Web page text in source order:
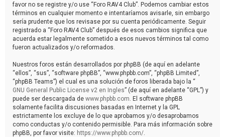
favor no se registre y/o use “Foro RAV4 Club”. Podemos cambiar estos
términos en cualquier momento e intentaríamos avisarle, sin embargo
sería prudente que los revisase por su cuenta periódicamente. Seguir
registrado a “Foro RAV4 Club” después de esos cambios significa que
acuerda estar legalmente sometido a esos nuevos términos tal como
fueron actualizados y/o reformados.
Nuestros foros están desarrollados por phpBB (de aquí en adelante
“ellos”, “sus”, “software phpBB”, “www.phpbb.com”, “phpBB Limited”,
“phpBB Teams”) el cual es una solución de foros liberada bajo la “
GNU General Public License v2 en Ingles” (de aquí en adelante “GPL”) y
puede ser descargada de www.phpbb.com . El software phpBB
solamente facilita discusiones basadas en Internet y la GPL
estrictamente los excluye de lo que aprobamos y/o desaprobamos
como conductas y/o contenido permisible. Para más información sobre
phpBB, por favor visite: https://www.phpbb.com/